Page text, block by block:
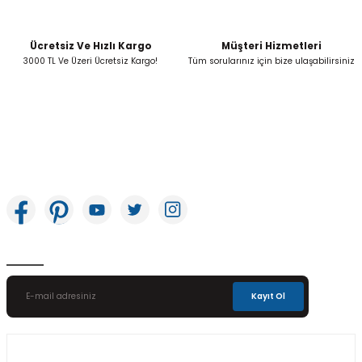
Gönder
Ücretsiz Ve Hızlı Kargo
3000 TL Ve Üzeri Ücretsiz Kargo!
Müşteri Hizmetleri
Tüm sorularınız için bize ulaşabilirsiniz
Kayıt Ol